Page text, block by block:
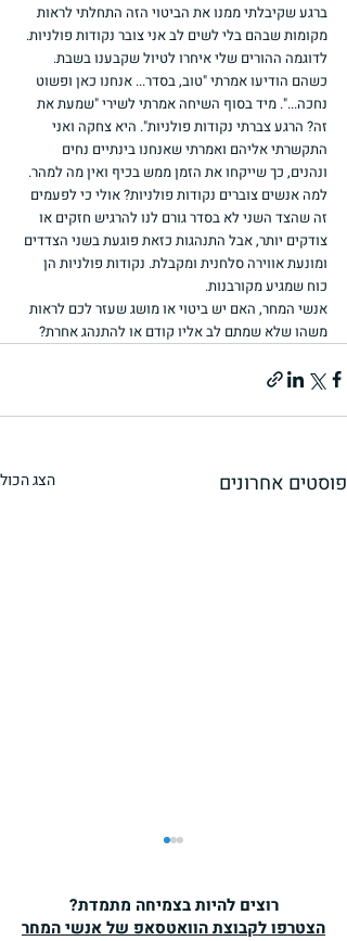
ברגע שקיבלתי ממנו את הביטוי הזה התחלתי לראות
מקומות שבהם בלי לשים לב אני צובר נקודות פולניות.
לדוגמה ההורים שלי איחרו לטיול שקבענו בשבת.
כשהם הודיעו אמרתי "טוב, בסדר... אנחנו כאן ופשוט
נחכה...". מיד בסוף השיחה אמרתי לשירי "שמעת את
זה? הרגע צברתי נקודות פולניות". היא צחקה ואני
התקשרתי אליהם ואמרתי שאנחנו בינתיים נחים
ונהנים, כך שייקחו את הזמן ממש בכיף ואין מה למהר.
למה אנשים צוברים נקודות פולניות? אולי כי לפעמים
זה שהצד השני לא בסדר גורם לנו להרגיש חזקים או
צודקים יותר, אבל התנהגות כזאת פוגעת בשני הצדדים
ומונעת אווירה סלחנית ומקבלת. נקודות פולניות הן
כוח שמגיע מקורבנות.
אנשי המחר, האם יש ביטוי או מושג שעזר לכם לראות
משהו שלא שמתם לב אליו קודם או להתנהג אחרת?
פוסטים אחרונים הצג הכול
רוצים להיות בצמיחה מתמדת?
הצטרפו לקבוצת הוואטסאפ של אנשי המחר